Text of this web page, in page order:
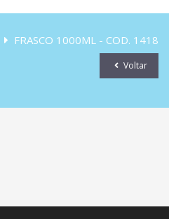
FRASCO 1000ML - COD. 1418
Voltar